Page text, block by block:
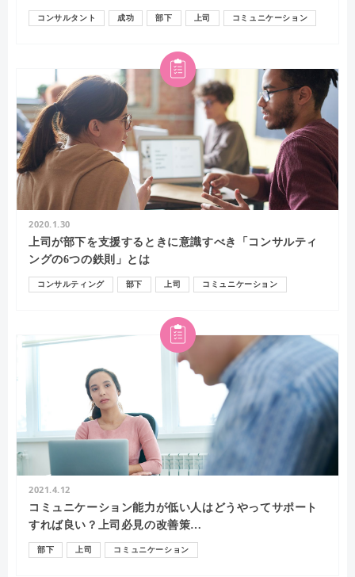
コンサルタント 成功 部下 上司 コミュニケーション
2020.1.30
上司が部下を支援するときに意識すべき「コンサルティ
ングの6つの鉄則」とは
コンサルティング 部下 上司 コミュニケーション
2021.4.12
コミュニケーション能力が低い人はどうやってサポート
すれば良い？上司必見の改善策…
部下 上司 コミュニケーション